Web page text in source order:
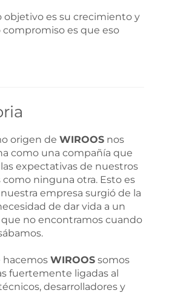
objetivo es su crecimiento y
compromiso es que eso
origen de WIROOS nos
como una compañía que
expectativas de nuestros
ninguna otra. Esto es
empresa surgió de la
de dar vida a un
que no encontramos cuando
hacemos WIROOS somos
fuertemente ligadas al
desarrolladores y